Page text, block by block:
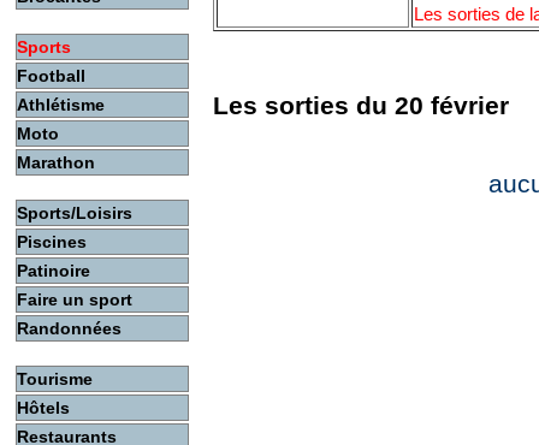
Sports
Football
Athlétisme
Moto
Marathon
Sports/Loisirs
Piscines
Patinoire
Faire un sport
Randonnées
Tourisme
Hôtels
Restaurants
Les sorties de
Les sorties du 20 février